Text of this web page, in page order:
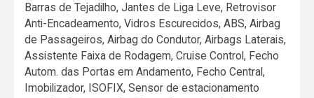
Barras de Tejadilho, Jantes de Liga Leve, Retrovisor
Anti-Encadeamento, Vidros Escurecidos, ABS, Airbag
de Passageiros, Airbag do Condutor, Airbags Laterais,
Assistente Faixa de Rodagem, Cruise Control, Fecho
Autom. das Portas em Andamento, Fecho Central,
Imobilizador, ISOFIX, Sensor de estacionamento